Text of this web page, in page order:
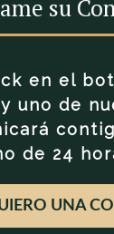
su
en el
uno de
de 24
UNA